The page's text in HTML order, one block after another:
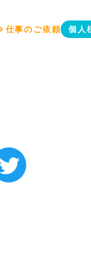
仕事のご依頼 個人